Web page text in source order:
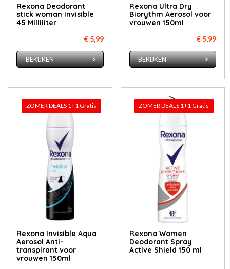
Rexona Deodorant
stick woman invisible
45 Milliliter
€ 5,99
BEKIJKEN
Rexona Ultra Dry
Biorythm Aerosol voor
vrouwen 150ml
€ 5,99
BEKIJKEN
ZOMER DEALS 1+1 Gratis
Rexona Invisible Aqua
Aerosol Anti-
transpirant voor
vrouwen 150ml
ZOMER DEALS 1+1 Gratis
Rexona Women
Deodorant Spray
Active Shield 150 ml